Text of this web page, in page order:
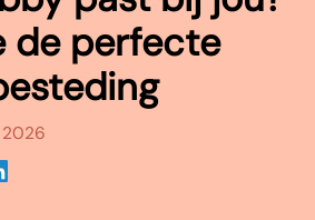
de perfecte
2026